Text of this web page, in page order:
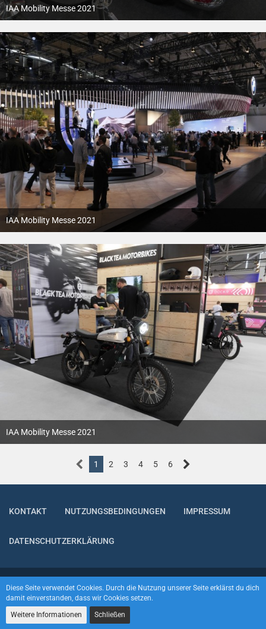
IAA Mobility Messe 2021
12. Oktober 2021
IAA Mobility Messe 2021
12. Oktober 2021
IAA Mobility Messe 2021
12. Oktober 2021
1 2 3 4 5 6
KONTAKT NUTZUNGSBEDINGUNGEN IMPRESSUM
DATENSCHUTZERKLÄRUNG
Community-Software:WoltLab Suite™
Diese Seite verwendet Cookies. Durch die Nutzung unserer Seite erklärst du dich
damit einverstanden, dass wir Cookies setzen.
Weitere Informationen
Schließen